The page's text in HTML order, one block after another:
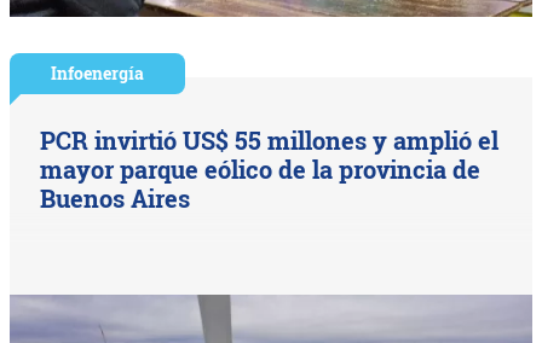
Infoenergía
PCR invirtió US$ 55 millones y amplió el
mayor parque eólico de la provincia de
Buenos Aires